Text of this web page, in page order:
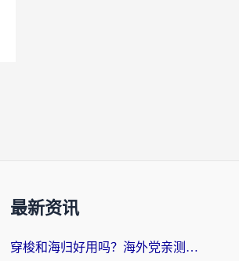
最新资讯
穿梭和海归好用吗？海外党亲测：3步选对回国加速器，无缝刷国内剧玩手游